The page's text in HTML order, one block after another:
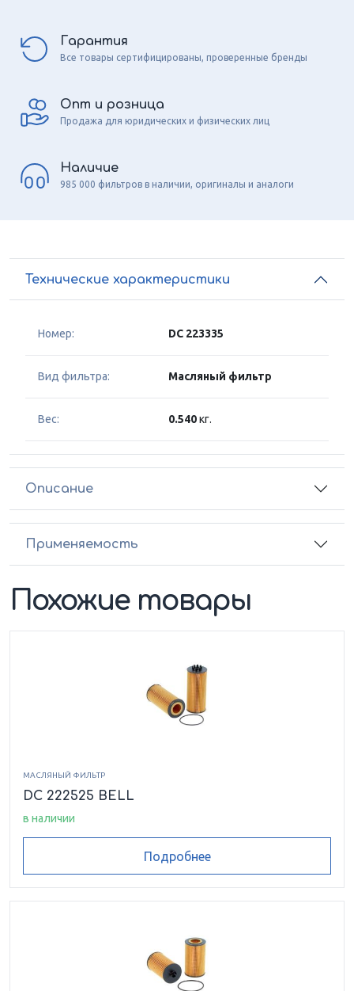
Гарантия
Все товары сертифицированы, проверенные бренды
Опт и розница
Продажа для юридических и физических лиц
Наличие
985 000 фильтров в наличии, оригиналы и аналоги
Технические характеристики
Номер: DC 223335
Вид фильтра: Масляный фильтр
Вес: 0.540кг.
Описание
Применяемость
Похожие товары
МАСЛЯНЫЙ ФИЛЬТР
DC 222525 BELL
в наличии
Подробнее